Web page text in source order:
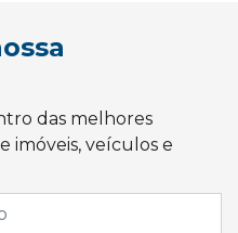
das melhores
imóveis, veículos e